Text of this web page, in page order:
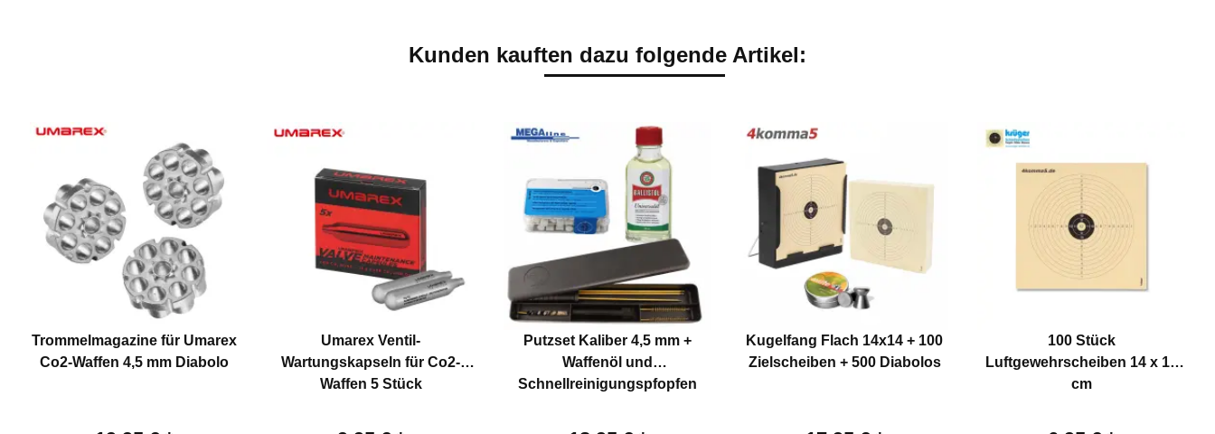
Kunden kauften dazu folgende Artikel:
Trommelmagazine für Umarex
Co2-Waffen 4,5 mm Diabolo
Umarex Ventil-
Wartungskapseln für Co2-
Waffen 5 Stück
Putzset Kaliber 4,5 mm +
Waffenöl und
Schnellreinigungspfopfen
Kugelfang Flach 14x14 + 100
Zielscheiben + 500 Diabolos
100 Stück
Luftgewehrscheiben 14 x 14
cm